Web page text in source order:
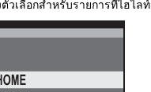
วเลือกสำหรับรายการที่ไฮไลท์